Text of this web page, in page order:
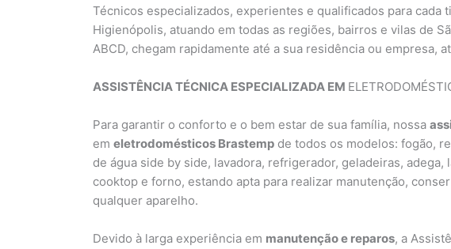
Técnicos especializados, experientes e qualificados para cada
Higienópolis, atuando em todas as regiões, bairros e vilas de
ABCD, chegam rapidamente até a sua residência ou empresa,
ASSISTÊNCIA TÉCNICA ESPECIALIZADA EM
Para garantir o conforto e o bem estar de sua família, nossa
em eletrodomésticos Brastemp de todos os modelos: fogão,
de água side by side, lavadora, refrigerador, geladeiras, adega,
cooktop e forno, estando apta para realizar manutenção,
qualquer aparelho.
Devido à larga experiência em manutenção e reparos, a